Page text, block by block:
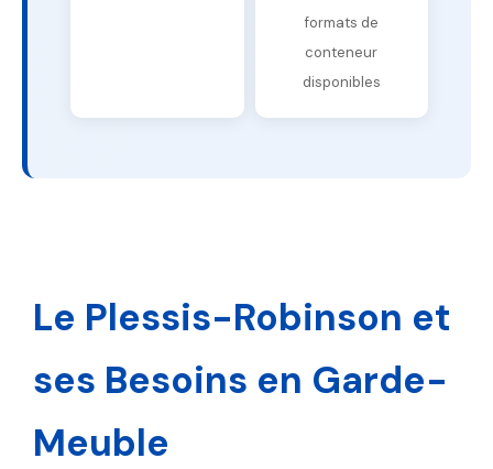
formats de
conteneur
disponibles
Le Plessis-Robinson et
ses Besoins en Garde-
Meuble